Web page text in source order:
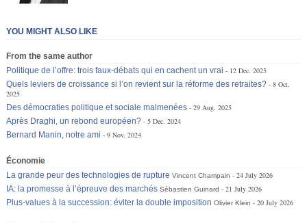
YOU MIGHT ALSO LIKE
From the same author
Politique de l’offre: trois faux-débats qui en cachent un vrai
12 Dec. 2025
Quels leviers de croissance si l’on revient sur la réforme des retraites?
8 Oct.
2025
Des démocraties politique et sociale malmenées
29 Aug. 2025
Après Draghi, un rebond européen?
5 Dec. 2024
Bernard Manin, notre ami
9 Nov. 2024
Économie
La grande peur des technologies de rupture Vincent Champain
24 July 2026
IA: la promesse à l’épreuve des marchés Sébastien Guinard
21 July 2026
Plus-values à la succession: éviter la double imposition Olivier Klein 20 July 2026